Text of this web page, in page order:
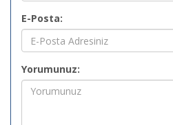
E-Posta:
Yorumunuz: